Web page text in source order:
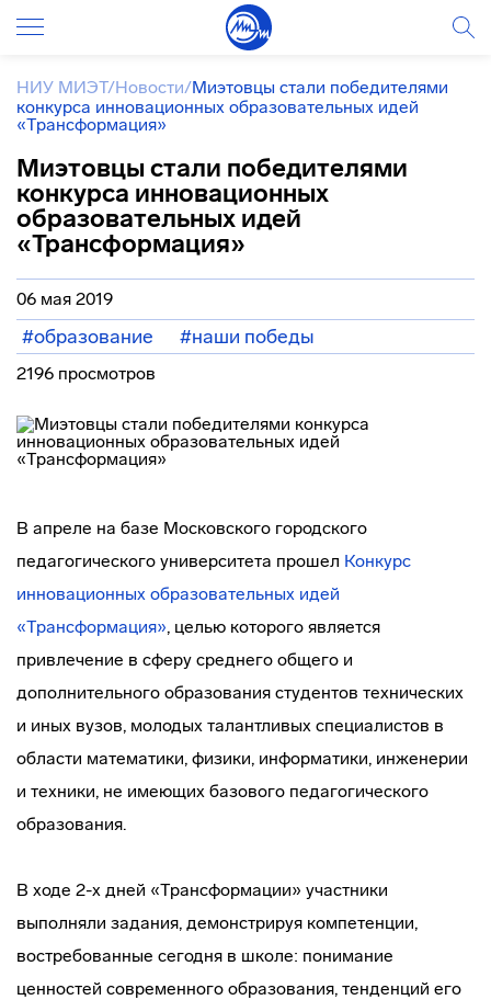
НИУ МИЭТ/Новости/Миэтовцы стали победителями
конкурса инновационных образовательных идей
«Трансформация»
Миэтовцы стали победителями
конкурса инновационных
образовательных идей
«Трансформация»
06 мая 2019
#образование #наши победы
2196 просмотров
В апреле на базе Московского городского
педагогического университета прошел Конкурс
инновационных образовательных идей
«Трансформация», целью которого является
привлечение в сферу среднего общего и
дополнительного образования студентов технических
и иных вузов, молодых талантливых специалистов в
области математики, физики, информатики, инженерии
и техники, не имеющих базового педагогического
образования.
В ходе 2-х дней «Трансформации» участники
выполняли задания, демонстрируя компетенции,
востребованные сегодня в школе: понимание
ценностей современного образования, тенденций его